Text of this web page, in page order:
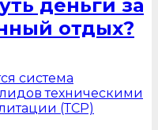
деньги за
отдых?